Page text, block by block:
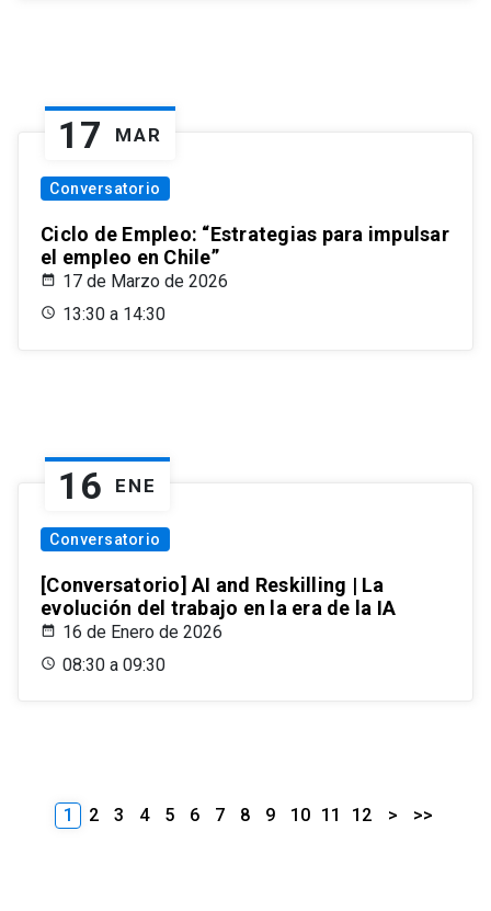
17 MAR
Conversatorio
Ciclo de Empleo: “Estrategias para impulsar
el empleo en Chile”
17 de Marzo de 2026
13:30 a 14:30
16 ENE
Conversatorio
[Conversatorio] AI and Reskilling | La
evolución del trabajo en la era de la IA
16 de Enero de 2026
08:30 a 09:30
1 2 3 4 5 6 7 8 9 10 11 12 > >>